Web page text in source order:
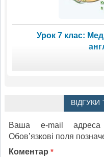
Урок 7 клас:
ВІДГУКИ
Ваша e-mail адреса
Обов’язкові поля
Коментар *